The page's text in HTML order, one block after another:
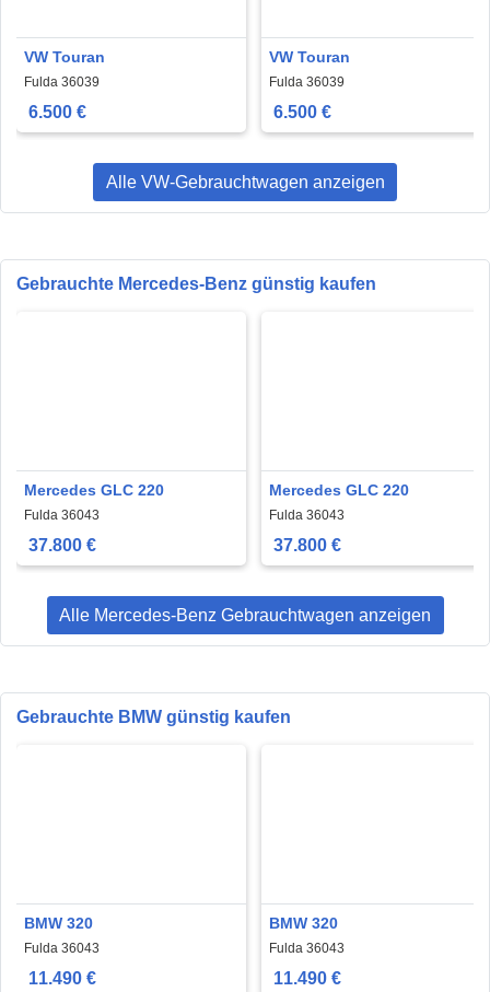
VW Touran
Fulda 36039
6.500 €
VW Touran
Fulda 36039
6.500 €
Alle VW-Gebrauchtwagen anzeigen
Gebrauchte Mercedes-Benz günstig kaufen
Mercedes GLC 220
Fulda 36043
37.800 €
Mercedes GLC 220
Fulda 36043
37.800 €
Alle Mercedes-Benz Gebrauchtwagen anzeigen
Gebrauchte BMW günstig kaufen
BMW 320
Fulda 36043
11.490 €
BMW 320
Fulda 36043
11.490 €